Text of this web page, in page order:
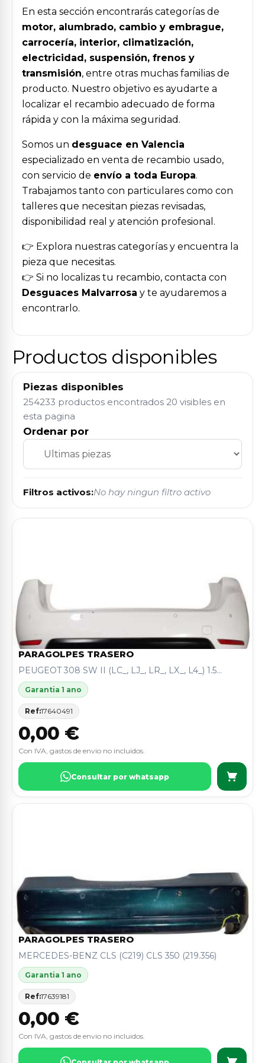
En esta sección encontrarás categorías de
motor, alumbrado, cambio y embrague,
carrocería, interior, climatización,
electricidad, suspensión, frenos y
transmisión, entre otras muchas familias de
producto. Nuestro objetivo es ayudarte a
localizar el recambio adecuado de forma
rápida y con la máxima seguridad.
Somos un desguace en Valencia
especializado en venta de recambio usado,
con servicio de envío a toda Europa.
Trabajamos tanto con particulares como con
talleres que necesitan piezas revisadas,
disponibilidad real y atención profesional.
👉 Explora nuestras categorías y encuentra la
pieza que necesitas.
👉 Si no localizas tu recambio, contacta con
Desguaces Malvarrosa y te ayudaremos a
encontrarlo.
Productos disponibles
Piezas disponibles
254233 productos encontrados 20 visibles en
esta pagina
Ordenar por
Filtros activos:No hay ningun filtro activo
PARAGOLPES TRASERO
PEUGEOT 308 SW II (LC_, LJ_, LR_, LX_, L4_) 1.5...
Garantia 1 ano
Ref:17640491
0,00 €
Con IVA, gastos de envio no incluidos.
Consultar por whatsapp
PARAGOLPES TRASERO
MERCEDES-BENZ CLS (C219) CLS 350 (219.356)
Garantia 1 ano
Ref:17639181
0,00 €
Con IVA, gastos de envio no incluidos.